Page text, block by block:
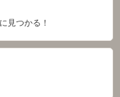
見つかる！